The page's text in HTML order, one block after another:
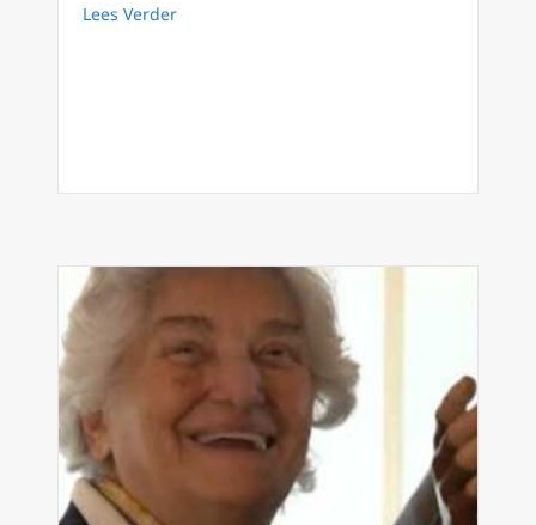
Lees Verderabout Nieuwe Serie start: VitaDonum